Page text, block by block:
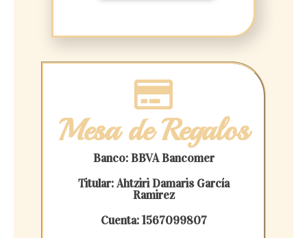
Mesa de Regalos
Banco: BBVA Bancomer
Titular: Ahtziri Damaris García
Ramirez
Cuenta: 1567099807